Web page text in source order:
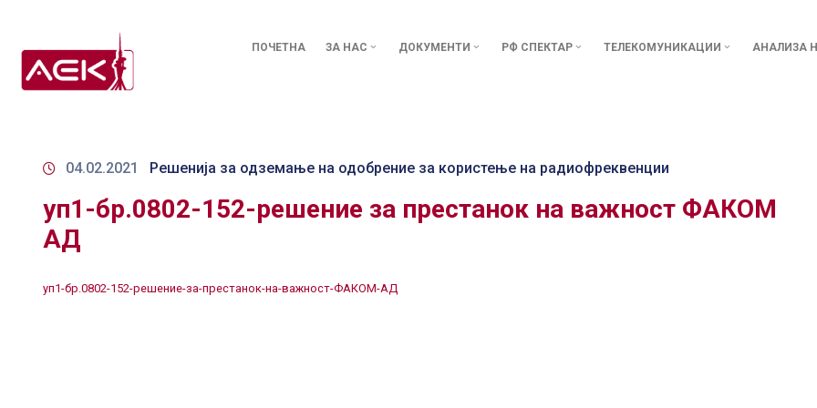
ПОЧЕТНА ЗА НАС ДОКУМЕНТИ РФ СПЕКТАР ТЕЛЕКОМУНИКАЦИИ АНАЛИЗА
04.02.2021 Решенија за одземање на одобрение за користење на радиофреквенции
уп1-бр.0802-152-решение за престанок на важност ФАКОМ
АД
уп1-бр.0802-152-решение-за-престанок-на-важност-ФАКОМ-АД